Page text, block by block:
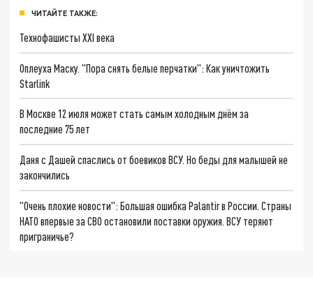
ЧИТАЙТЕ ТАКЖЕ:
Технофашисты XXI века
Оплеуха Маску. "Пора снять белые перчатки": Как уничтожить
Starlink
В Москве 12 июля может стать самым холодным днём за
последние 75 лет
Даня с Дашей спаслись от боевиков ВСУ. Но беды для малышей не
закончились
"Очень плохие новости": Большая ошибка Palantir в России. Страны
НАТО впервые за СВО остановили поставки оружия. ВСУ теряют
приграничье?